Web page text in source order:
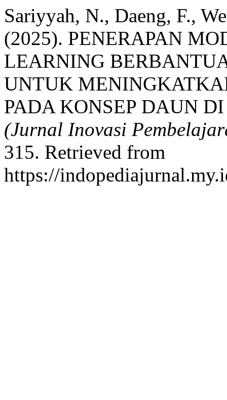
Sariyyah, N., Daeng, F.,
(2025). PENERAPAN
LEARNING
UNTUK
PADA KONSEP DAUN
(Jurnal Inovasi
315. Retrieved from
https://